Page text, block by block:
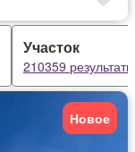
Участок
210359 результаты
Новое